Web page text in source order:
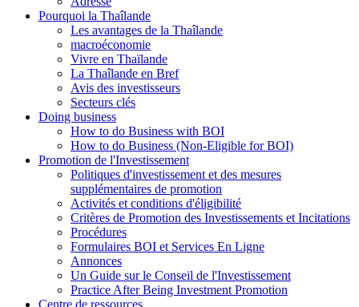
Pourquoi la Thaîlande
Les avantages de la Thaîlande
macroéconomie
Vivre en Thaïlande
La Thaîlande en Bref
Avis des investisseurs
Secteurs clés
Doing business
How to do Business with BOI
How to do Business (Non-Eligible for BOI)
Promotion de l'Investissement
Politiques d'investissement et des mesures
supplémentaires de promotion
Activités et conditions d'éligibilité
Critères de Promotion des Investissements et Incitations
Procédures
Formulaires BOI et Services En Ligne
Annonces
Un Guide sur le Conseil de l'Investissement
Practice After Being Investment Promotion